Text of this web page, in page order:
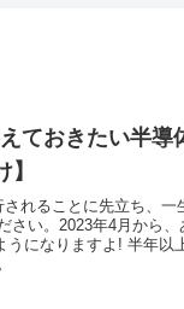
ておきたい半導
れることに先立ち、一
さい。2023年4月から、
! 半年以上も待ってたら、後